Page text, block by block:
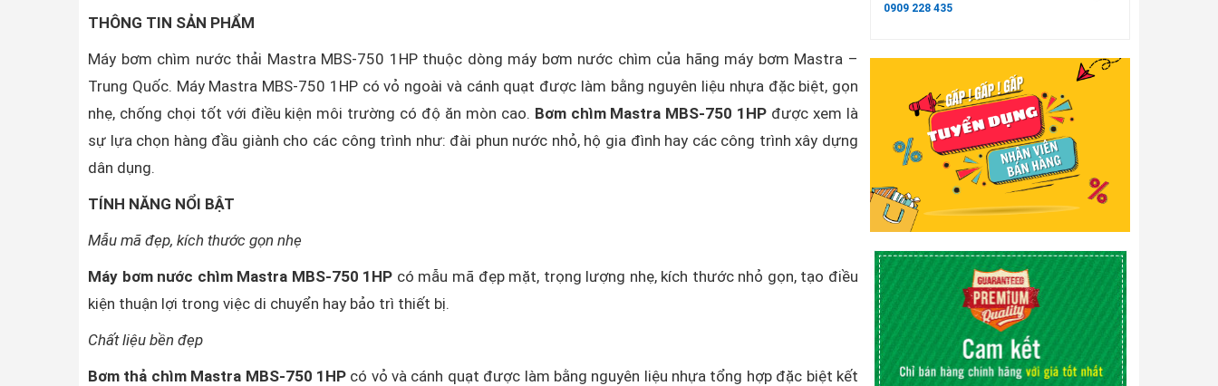
THÔNG TIN SẢN PHẨM
Máy bơm chìm nước thải Mastra MBS-750 1HP thuộc dòng máy bơm nước chìm của hãng máy bơm Mastra –
Trung Quốc. Máy Mastra MBS-750 1HP có vỏ ngoài và cánh quạt được làm bằng nguyên liệu nhựa đặc biệt, gọn
nhẹ, chống chọi tốt với điều kiện môi trường có độ ăn mòn cao. Bơm chìm Mastra MBS-750 1HP được xem là
sự lựa chọn hàng đầu giành cho các công trình như: đài phun nước nhỏ, hộ gia đình hay các công trình xây dựng
dân dụng.
TÍNH NĂNG NỔI BẬT
Mẫu mã đẹp, kích thước gọn nhẹ
Máy bơm nước chìm Mastra MBS-750 1HP có mẫu mã đẹp mặt, trọng lượng nhẹ, kích thước nhỏ gọn, tạo điều
kiện thuận lợi trong việc di chuyển hay bảo trì thiết bị.
Chất liệu bền đẹp
Bơm thả chìm Mastra MBS-750 1HPcó vỏ và cánh quạt được làm bằng nguyên liệu nhựa tổng hợp đặc biệt kết
0909 228 435